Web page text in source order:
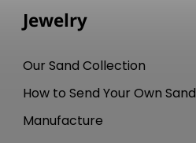
Jewelry
Our Sand Collection
How to Send Your Own Sand
Manufacture